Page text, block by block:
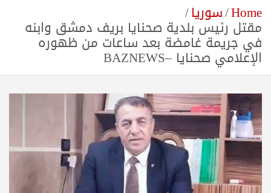
Home سوريا
مقتل رئيس بلدية صحنايا بريف دمشق وابنه
في جريمة غامضة بعد ساعات من ظهوره
الإعلامي صحنايا –BAZNEWS